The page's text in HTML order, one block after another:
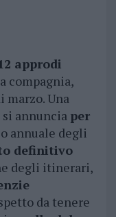
approdi
compagnia,
marzo. Una
annuncia per
annuale degli
definitivo
degli itinerari,
da tenere